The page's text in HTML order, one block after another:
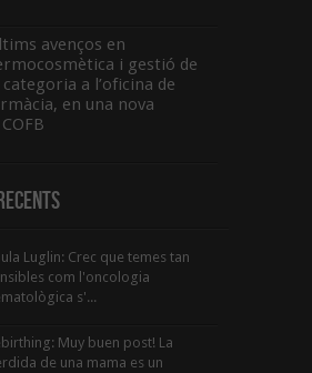
avenços en
i gestió de
categoria a l’oficina de
en una nova
Luglin: Crec que temes tan
com l'oncologia
s'...
Muy buen post! La
de una mama es un